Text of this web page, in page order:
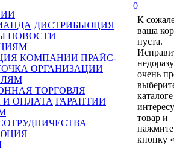
ДИСТРИБЬЮЦИЯ
НОВОСТИ
КОМПАНИИ ПРАЙС-
ОРГАНИЗАЦИИ
ТОРГОВЛЯ
И ОПЛАТА ГАРАНТИИ
0
К
ваша
пуста.
очень
каталоге
товар и
нажмите
кнопку